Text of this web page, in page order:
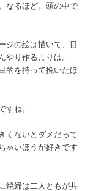
なるほど。頭の中で
ジの絵は描いて、目
やり作るよりは。
的を持って挽いたほ
ね。
くないとダメだって
ゃいほうが好きです
焼締は二人ともが共